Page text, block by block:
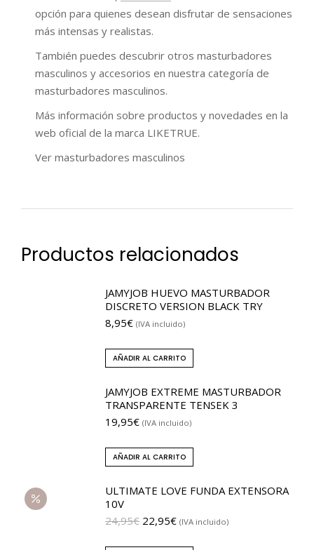
opción para quienes desean disfrutar de sensaciones
más intensas y realistas.
También puedes descubrir otros masturbadores
masculinos y accesorios en nuestra categoría de
masturbadores masculinos.
Más información sobre productos y novedades en la
web oficial de la marca LIKETRUE.
Ver masturbadores masculinos
Productos relacionados
JAMYJOB HUEVO MASTURBADOR
DISCRETO VERSION BLACK TRY
8,95€ (IVA incluido)
AÑADIR AL CARRITO
JAMYJOB EXTREME MASTURBADOR
TRANSPARENTE TENSEK 3
19,95€ (IVA incluido)
AÑADIR AL CARRITO
ULTIMATE LOVE FUNDA EXTENSORA
10V
24,95€ 22,95€ (IVA incluido)